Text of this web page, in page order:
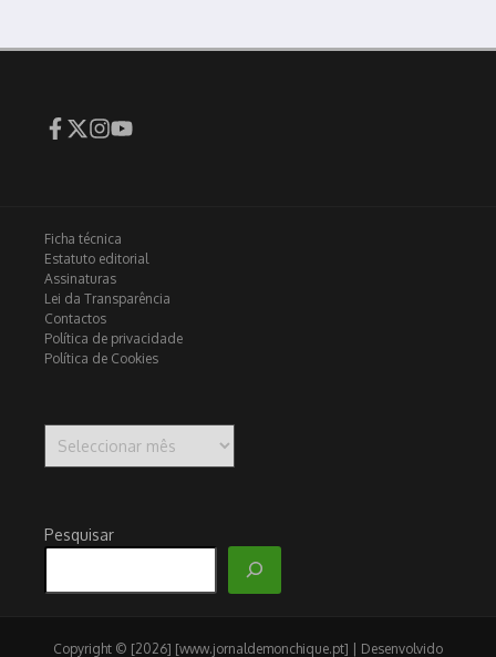
Ficha técnica
Estatuto editorial
Assinaturas
Lei da Transparência
Contactos
Política de privacidade
Política de Cookies
Pesquisar
Copyright © [2026] [www.jornaldemonchique.pt] | Desenvolvido